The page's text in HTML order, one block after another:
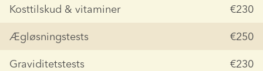
Kosttilskud & vitaminer €230
Ægløsningstests €250
Graviditetstests €230